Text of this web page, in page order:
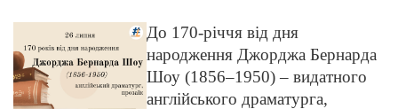
До 170-річчя від дня
народження Джорджа Бернарда
Шоу (1856–1950) – видатного
англійського драматурга,